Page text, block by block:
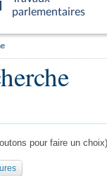
parlementaires
pour faire un choix)